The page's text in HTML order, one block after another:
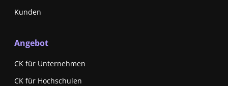
Kunden
Angebot
CK für Unternehmen
CK für Hochschulen